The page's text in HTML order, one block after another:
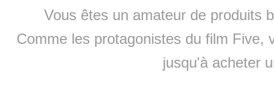
Vous êtes un amateur de produits
Comme les protagonistes du film Five,
jusqu'à acheter